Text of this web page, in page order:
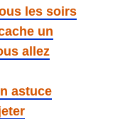
les soirs
un
allez
astuce